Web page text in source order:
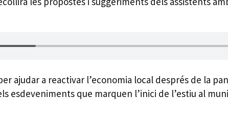
ajudar a reactivar l’economia local després de la
esdeveniments que marquen l’inici de l’estiu al